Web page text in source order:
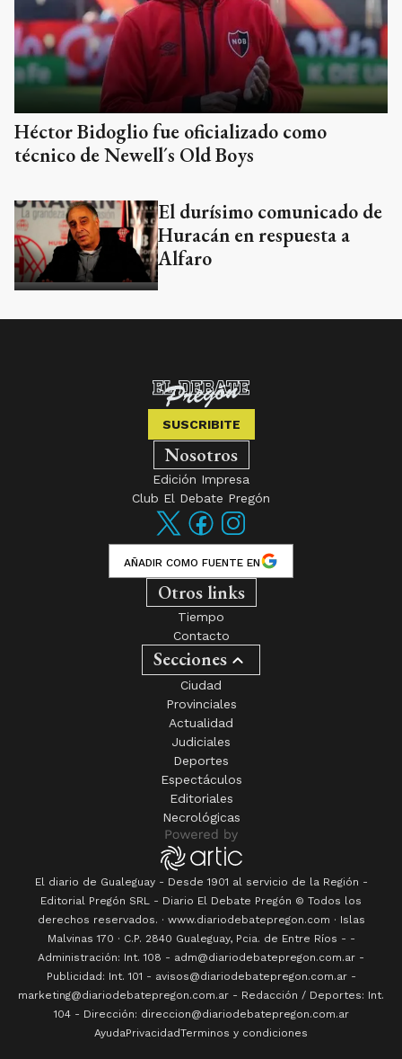
Héctor Bidoglio fue oficializado como
técnico de Newell´s Old Boys
El durísimo comunicado de
Huracán en respuesta a
Alfaro
SUSCRIBITE
Nosotros
Edición Impresa
Club El Debate Pregón
AÑADIR COMO FUENTE EN
Otros links
Tiempo
Contacto
Secciones
Ciudad
Provinciales
Actualidad
Judiciales
Deportes
Espectáculos
Editoriales
Necrológicas
El diario de Gualeguay - Desde 1901 al servicio de la Región -
Editorial Pregón SRL - Diario El Debate Pregón © Todos los
derechos reservados. · www.diariodebatepregon.com · Islas
Malvinas 170 · C.P. 2840 Gualeguay, Pcia. de Entre Ríos - -
Administración: Int. 108 - adm@diariodebatepregon.com.ar -
Publicidad: Int. 101 - avisos@diariodebatepregon.com.ar -
marketing@diariodebatepregon.com.ar - Redacción / Deportes: Int.
104 - Dirección: direccion@diariodebatepregon.com.ar
AyudaPrivacidadTerminos y condiciones